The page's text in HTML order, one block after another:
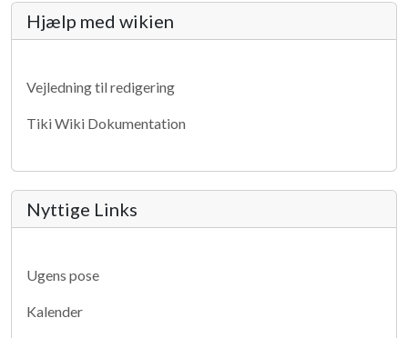
More content and functionality
Hjælp med wikien
Vejledning til redigering
Tiki Wiki Dokumentation
Nyttige Links
Ugens pose
Kalender